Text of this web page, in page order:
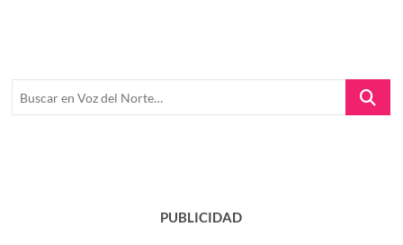
Buscar
PUBLICIDAD